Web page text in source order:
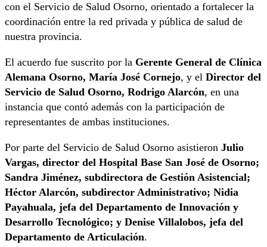
con el Servicio de Salud Osorno, orientado a fortalecer la
coordinación entre la red privada y pública de salud de
nuestra provincia.
El acuerdo fue suscrito por la Gerente General de Clínica
Alemana Osorno, María José Cornejo, y el Director del
Servicio de Salud Osorno, Rodrigo Alarcón, en una
instancia que contó además con la participación de
representantes de ambas instituciones.
Por parte del Servicio de Salud Osorno asistieron Julio
Vargas, director del Hospital Base San José de Osorno;
Sandra Jiménez, subdirectora de Gestión Asistencial;
Héctor Alarcón, subdirector Administrativo; Nidia
Payahuala, jefa del Departamento de Innovación y
Desarrollo Tecnológico; y Denise Villalobos, jefa del
Departamento de Articulación.